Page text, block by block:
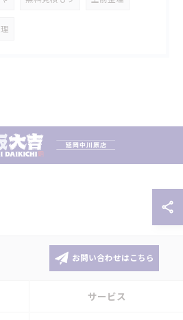
お問い合わせはこちら
サービス